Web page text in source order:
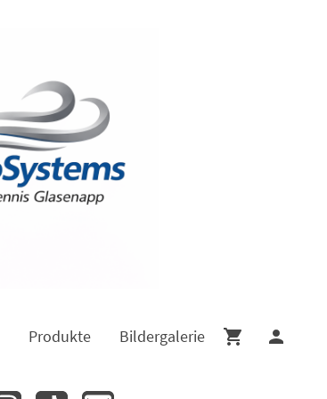
Produkte Bildergalerie